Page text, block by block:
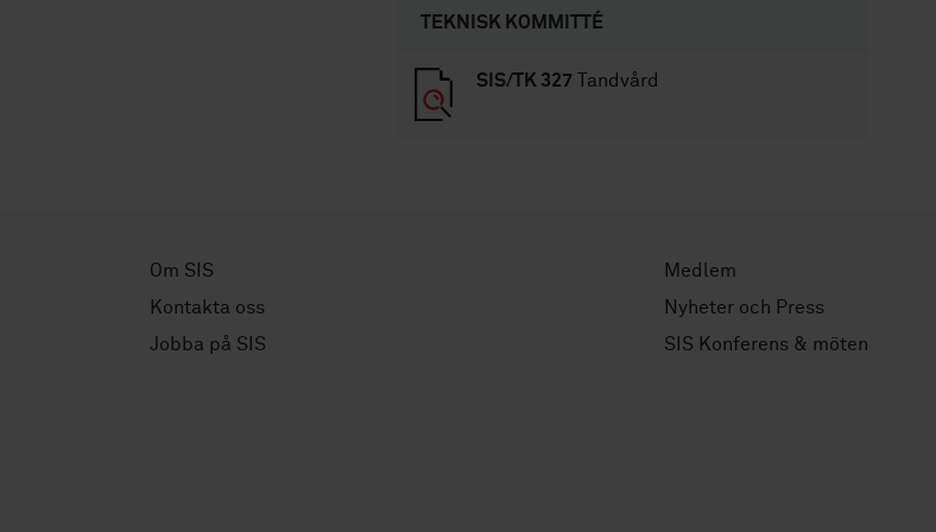
TEKNISK KOMMITTÉ
SIS/TK 327 Tandvård
Om SIS
Kontakta oss
Jobba på SIS
Medlem
Nyheter och Press
SIS Konferens & möten